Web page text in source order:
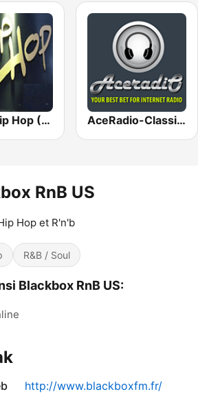
Planet Hip Hop (MRG.fm) AceRadio-Classic RnB
RnB US
Hop et R'n'b
R&B / Soul
Blackbox RnB US:
http://www.blackboxfm.fr/